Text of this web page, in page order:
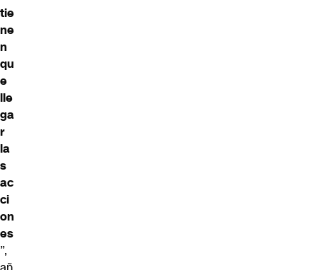
tie
ne
n
qu
e
lle
ga
r
la
s
ac
ci
on
es
”,